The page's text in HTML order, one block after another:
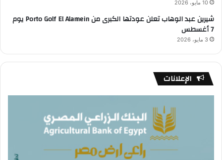
10 مايو، 2026
شيرين عبد الوهاب تعلن عودتها الكبرى من Porto Golf El Alamein يوم
7 أغسطس
3 مايو، 2026
الإعلانات